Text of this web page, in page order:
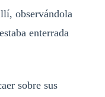
observándola
enterrada
sobre sus